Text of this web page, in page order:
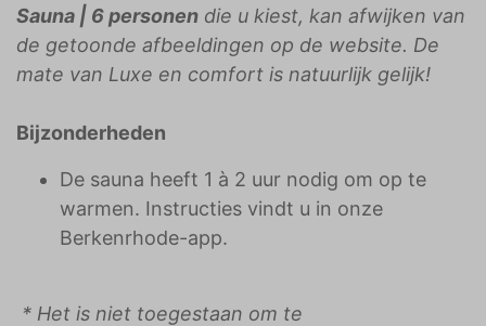
Sauna | 6 personen die u kiest, kan afwijken van
de getoonde afbeeldingen op de website. De
mate van Luxe en comfort is natuurlijk gelijk!
Bijzonderheden
De sauna heeft 1 à 2 uur nodig om op te
warmen. Instructies vindt u in onze
Berkenrhode-app.
* Het is niet toegestaan om te